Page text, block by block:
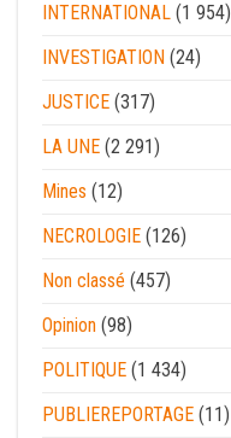
INTERNATIONAL (1 954)
INVESTIGATION (24)
JUSTICE (317)
LA UNE (2 291)
Mines (12)
NECROLOGIE (126)
Non classé (457)
Opinion (98)
POLITIQUE (1 434)
PUBLIEREPORTAGE (11)